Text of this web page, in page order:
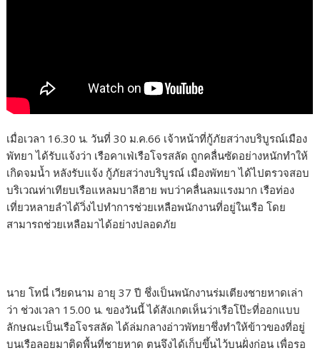
เมื่อเวลา 16.30 น. วันที่ 30 ม.ค.66 เจ้าหน้าที่กู้ภัยสว่างบริบูรณ์เมือง
พัทยา ได้รับแจ้งว่า เรือคาเฟ่เรือโจรสลัด ถูกคลื่นซัดอย่างหนักทำให้
เกิดจมน้ำ หลังรับแจ้ง กู้ภัยสว่างบริบูรณ์ เมืองพัทยา ได้ไปตรวจสอบ
บริเวณท่าเทียบเรือแหลมบาลีฮาย พบว่าคลื่นลมแรงมาก เรือท่อง
เที่ยวหลายลำได้วิ่งไปทำการช่วยเหลือพนักงานที่อยู่ในเรือ โดย
สามารถช่วยเหลือมาได้อย่างปลอดภัย
นาย โทนี่ เวียดนาม อายุ 37 ปี ชึ่งเป็นพนักงานร่มเตียงชายหาดเล่า
ว่า ช่วงเวลา 15.00 น. ของวันนี้ ได้สังเกตเห็นว่าเรือโป๊ะที่ออกแบบ
ลักษณะเป็นเรือโจรสลัด ได้ล่มกลางอ่าวพัทยาชึ่งทำให้ข้าวของที่อยู่
บนเรือลอยมาติดพื้นที่ชายหาด ตนจึงได้เก็บขึ้นไว้บนฝั่งก่อน เพื่อรอ